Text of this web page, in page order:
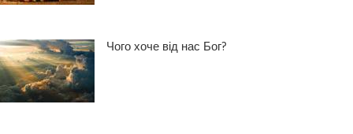
Чого хоче від нас Бог?